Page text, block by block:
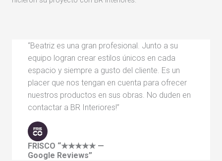
“Beatriz es una gran profesional. Junto a su
equipo logran crear estilos únicos en cada
espacio y siempre a gusto del cliente. Es un
placer que nos tengan en cuenta para ofrecer
nuestros productos en sus obras. No duden en
contactar a BR Interiores!”
FRISCO “★★★★★ —
Google Reviews”